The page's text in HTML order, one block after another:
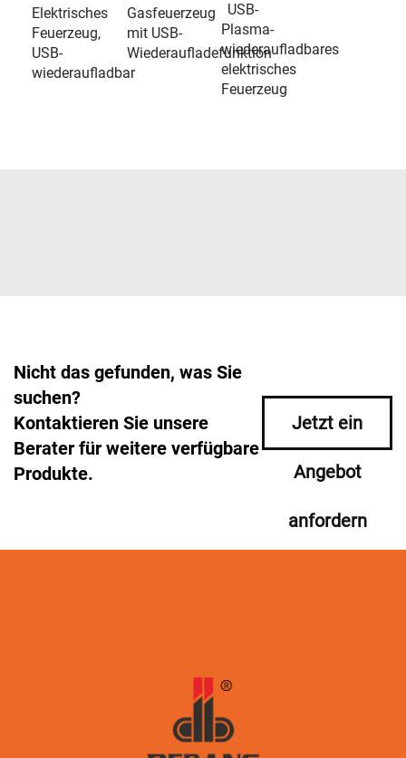
Elektrisches
Feuerzeug,
USB-
wiederaufladbar
Gasfeuerzeug
mit USB-
Wiederaufladefunktion
USB-
Plasma-
wiederaufladbares
elektrisches
Feuerzeug
Nicht das gefunden, was Sie
suchen?
Kontaktieren Sie unsere
Berater für weitere verfügbare
Produkte.
Jetzt ein
Angebot
anfordern